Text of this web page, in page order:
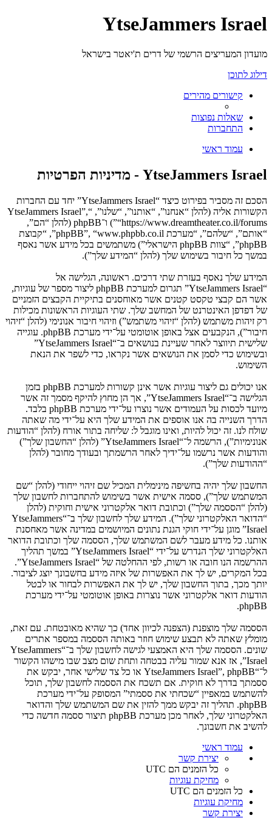
YtseJammers Israel
מועדון המעריצים הרשמי של דרים ת'יאטר בישראל
דילוג לתוכן
קישורים מהירים
שאלות נפוצות
התחברות
עמוד ראשי
YtseJammers Israel - מדיניות הפרטיות
הסכם זה מסביר בפירוט כיצד “YtseJammers Israel” יחד עם החברות
הקשורות אליה (להלן “אנחנו”, “אותנו”, “שלנו”, “YtseJammers Israel”,
“https://www.dreamtheater.co.il/forums”) ו־phpBB (להלן “הם”,
“אותם”, “שלהם”, “מערכת phpBB”, “www.phpbb.co.il”, “קבוצת
phpBB”, “צוות phpBB הישראלי”) משתמשים בכל מידע אשר נאסף
במשך כל חיבור בשימוש שלך (להלן “המידע שלך”).
המידע שלך נאסף בעזרת שתי דרכים. ראשונה, הגלישה אל
“YtseJammers Israel” תגרום למערכת phpBB ליצור מספר של עוגיות,
אשר הם קבצי טקסט קטנים אשר מאוחסנים בתיקיית הקבצים הזמניים
של דפדפן האינטרנט של המחשב שלך. שתי העוגיות הראשונות מכילות
רק זיהות משתמש (להלן “זיהוי משתמש”) וזיהוי חיבור אנונימי (להלן “זיהוי
חיבור”), הנקבעים אצל באופן אוטומטי על־ידי מערכת phpBB. עוגייה
שלישית תיווצר לאחר שעיינת בנושאים ב־“YtseJammers Israel”
ובשימוש כדי לסמן את הנושאים אשר נקראו, כדי לשפר את הנאת
השימוש.
אנו יכולים גם ליצור עוגיות אשר אינן קשורות למערכת phpBB בזמן
הגלישה ב־“YtseJammers Israel”, אך הן מחוץ להיקף מסמך זה אשר
מיועד לכסות על העמודים אשר נוצרו על־ידי מערכת phpBB בלבד.
הדרך השנייה בה אנו אוספים את המידע שלך היא על־ידי מה שאתה
שולח לנו. זה יכול להיות, ואינו מוגבל ל: שליחה בתור אורח (להלן “הודעות
אנונימיות”), הרשמה ל־“YtseJammers Israel” (להלן “החשבון שלך”)
והודעות אשר נרשמו על־ידיך לאחר הרשמתך ובעודך מחובר (להלן
“ההודעות שלך”).
החשבון שלך יהיה בחשיפה מינימלית המכיל שם זיהוי ייחודי (להלן “שם
המשתמש שלך”), ססמה אישית אשר בשימוש להתחברות לחשבון שלך
(להלן “הססמה שלך”) וכתובת דואר אלקטרוני אישית וחוקית (להלן
“הדואר האלקטרוני שלך”). המידע שלך לחשבון שלך ב־“YtseJammers
Israel” מוגן על־ידי חוקי הגנת נתונים המיושמים במדינה אשר מאחסנת
אותנו. כל מידע מעבר לשם המשתמש שלך, הססמה שלך וכתובת הדואר
האלקטרוני שלך הנדרש על־ידי “YtseJammers Israel” במשך תהליך
ההרשמה הנו חובה או רשות, לפי ההחלטה של “YtseJammers Israel”.
בכל המקרים, יש לך את האפשרות של איזה מידע בחשבונך יוצג לציבור.
יותך מכך, בתוך החשבון שלך, יש לך את האפשרות לבחור או לבטל
הודעות דואר אלקטרוני אשר נוצרות באופן אוטומטי על־ידי מערכת
phpBB.
הססמה שלך מוצפנת (הצפנה לכיוון אחד) כך שהיא מאובטחת. עם זאת,
מומלץ שאתה לא תבצע שימוש חוזר באותה הססמה במספר אתרים
שונים. הססמה שלך היא האמצעי לגישה לחשבון שלך ב־“YtseJammers
Israel”, אז אנא שמור עליה בבטחה ותחת שום מצב שבו מישהו הקשור
ל־“YtseJammers Israel”, phpBB או כל צד שלישי אחר, יבקש את
ססמתך בדרך לא חוקית. אם תשכח את הססמה לחשבון שלך, תוכל
להשתמש במאפיין “שכחתי את ססמתי” המסופק על־ידי מערכת
phpBB. תהליך זה יבקש ממך להזין את שם המשתמש שלך והדואר
האלקטרוני שלך, לאחר מכן מערכת phpBB תיצור ססמה חדשה כדי
להשיב את חשבונך.
עמוד ראשי
יצירת קשר
כל הזמנים הם UTC
מחיקת עוגיות
כל הזמנים הם UTC
מחיקת עוגיות
יצירת קשר